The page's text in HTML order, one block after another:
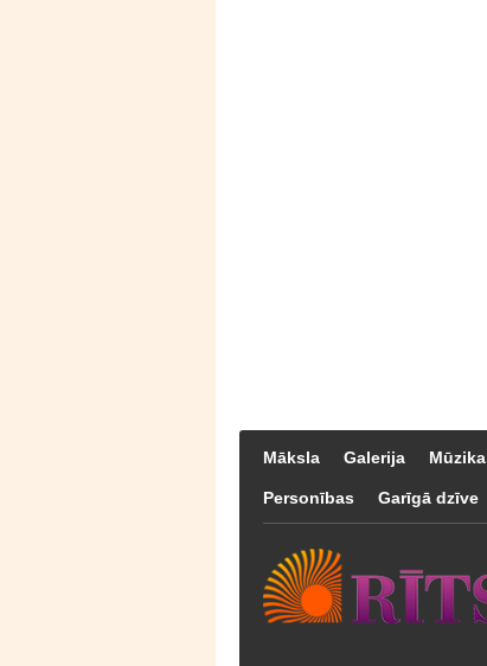
Māksla Galerija Mūzika
Personības Garīgā dzīve